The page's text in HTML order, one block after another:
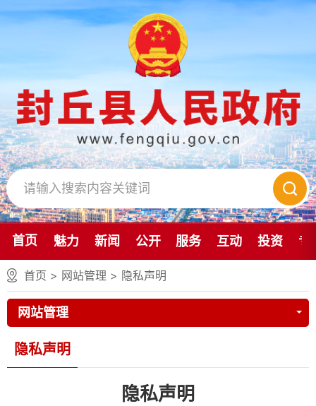
首页 魅力 新闻 公开 服务 互动 投资 专
首页 > 网站管理 > 隐私声明
网站管理
隐私声明
隐私声明